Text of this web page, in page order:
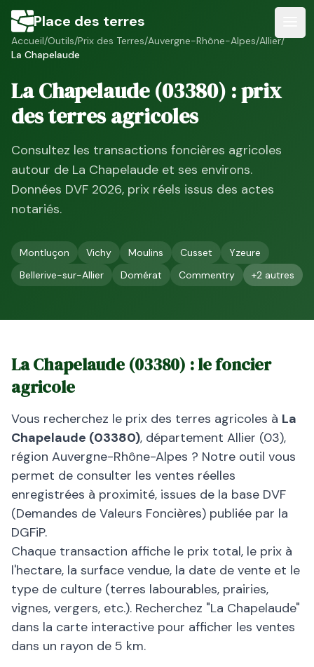
Place des terres
Accueil/Outils/Prix des Terres/Auvergne-Rhône-Alpes/Allier/
La Chapelaude
La Chapelaude(03380) : prix
des terres agricoles
Consultez les transactions foncières agricoles
autour de La Chapelaude et ses environs.
Données DVF 2026, prix réels issus des actes
notariés.
Montluçon Vichy Moulins Cusset
Yzeure
Bellerive-sur-Allier
Domérat Commentry +2 autres
La Chapelaude (03380) : le foncier
agricole
Vous recherchez le prix des terres agricoles à La
Chapelaude (03380), département Allier (03),
région Auvergne-Rhône-Alpes ? Notre outil vous
permet de consulter les ventes réelles
enregistrées à proximité, issues de la base DVF
(Demandes de Valeurs Foncières) publiée par la
DGFiP.
Chaque transaction affiche le prix total, le prix à
l'hectare, la surface vendue, la date de vente et le
type de culture (terres labourables, prairies,
vignes, vergers, etc.). Recherchez "La Chapelaude"
dans la carte interactive pour afficher les ventes
dans un rayon de 5 km.